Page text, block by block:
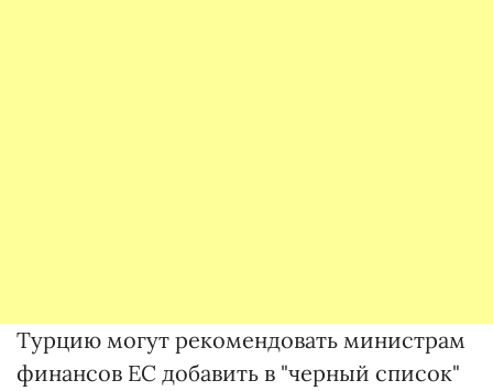
Турцию могут рекомендовать министрам
финансов ЕС добавить в "черный список"